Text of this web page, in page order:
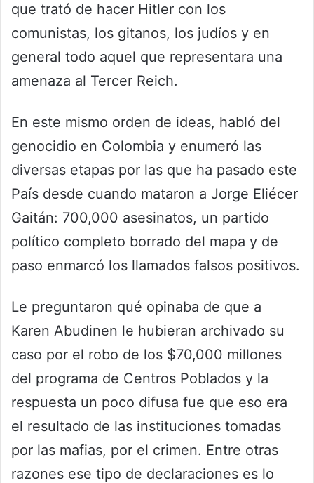
que trató de hacer Hitler con los
comunistas, los gitanos, los judíos y en
general todo aquel que representara una
amenaza al Tercer Reich.
En este mismo orden de ideas, habló del
genocidio en Colombia y enumeró las
diversas etapas por las que ha pasado este
País desde cuando mataron a Jorge Eliécer
Gaitán: 700,000 asesinatos, un partido
político completo borrado del mapa y de
paso enmarcó los llamados falsos positivos.
Le preguntaron qué opinaba de que a
Karen Abudinen le hubieran archivado su
caso por el robo de los $70,000 millones
del programa de Centros Poblados y la
respuesta un poco difusa fue que eso era
el resultado de las instituciones tomadas
por las mafias, por el crimen. Entre otras
razones ese tipo de declaraciones es lo